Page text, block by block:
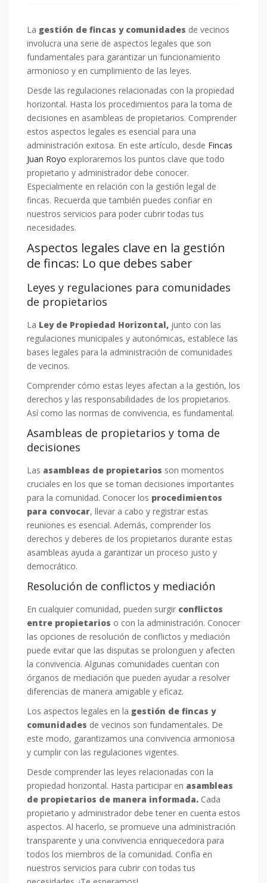
La gestión de fincas y comunidades de vecinos
involucra una serie de aspectos legales que son
fundamentales para garantizar un funcionamiento
armonioso y en cumplimiento de las leyes.
Desde las regulaciones relacionadas con la propiedad
horizontal. Hasta los procedimientos para la toma de
decisiones en asambleas de propietarios. Comprender
estos aspectos legales es esencial para una
administración exitosa. En este artículo, desde Fincas
Juan Royo exploraremos los puntos clave que todo
propietario y administrador debe conocer.
Especialmente en relación con la gestión legal de
fincas. Recuerda que también puedes confiar en
nuestros servicios para poder cubrir todas tus
necesidades.
Aspectos legales clave en la gestión
de fincas: Lo que debes saber
Leyes y regulaciones para comunidades
de propietarios
La Ley de Propiedad Horizontal, junto con las
regulaciones municipales y autonómicas, establece las
bases legales para la administración de comunidades
de vecinos.
Comprender cómo estas leyes afectan a la gestión, los
derechos y las responsabilidades de los propietarios.
Así como las normas de convivencia, es fundamental.
Asambleas de propietarios y toma de
decisiones
Las asambleas de propietarios son momentos
cruciales en los que se toman decisiones importantes
para la comunidad. Conocer los procedimientos
para convocar, llevar a cabo y registrar estas
reuniones es esencial. Además, comprender los
derechos y deberes de los propietarios durante estas
asambleas ayuda a garantizar un proceso justo y
democrático.
Resolución de conflictos y mediación
En cualquier comunidad, pueden surgir conflictos
entre propietarios o con la administración. Conocer
las opciones de resolución de conflictos y mediación
puede evitar que las disputas se prolonguen y afecten
la convivencia. Algunas comunidades cuentan con
órganos de mediación que pueden ayudar a resolver
diferencias de manera amigable y eficaz.
Los aspectos legales en la gestión de fincas y
comunidades de vecinos son fundamentales. De
este modo, garantizamos una convivencia armoniosa
y cumplir con las regulaciones vigentes.
Desde comprender las leyes relacionadas con la
propiedad horizontal. Hasta participar en asambleas
de propietarios de manera informada. Cada
propietario y administrador debe tener en cuenta estos
aspectos. Al hacerlo, se promueve una administración
transparente y una convivencia enriquecedora para
todos los miembros de la comunidad. Confía en
nuestros servicios para cubrir con todas tus